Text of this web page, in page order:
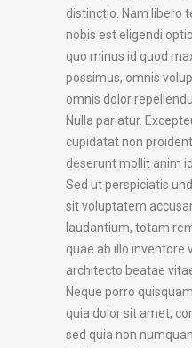
distinctio. Nam libero
nobis est eligendi
quo minus id quod
possimus, omnis
omnis dolor
Nulla pariatur.
cupidatat non
deserunt mollit anim
Sed ut perspiciatis
sit voluptatem
laudantium, totam
quae ab illo inventore
architecto beatae
Neque porro
quia dolor sit amet,
sed quia non